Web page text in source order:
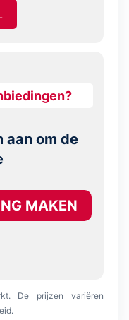
aan om de
MAKEN
De prijzen variëren